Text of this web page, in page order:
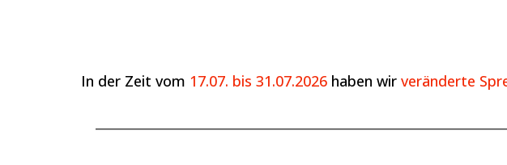
In der Zeit vom 17.07. bis 31.07.2026 haben wir veränderte